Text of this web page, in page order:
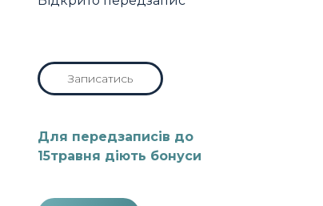
Записатись
Для передзаписів до
15травня діють бонуси